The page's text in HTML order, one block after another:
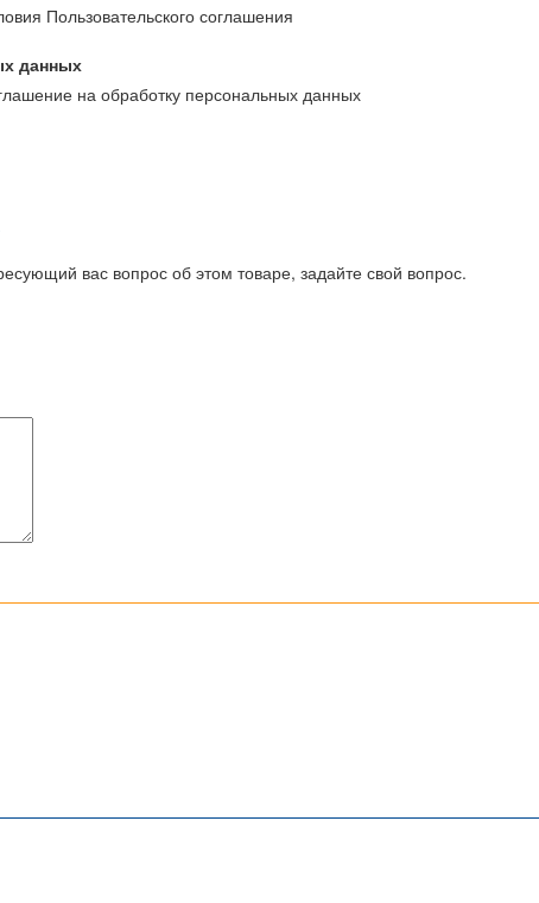
Пользовательского соглашения
данных
на обработку персональных данных
вас вопрос об этом товаре, задайте свой вопрос.